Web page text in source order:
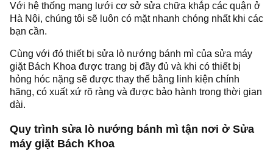
Với hệ thống mạng lưới cơ sở sửa chữa khắp các quận ở
Hà Nội, chúng tôi sẽ luôn có mặt nhanh chóng nhất khi các
bạn cần.
Cùng với đó thiết bị sửa lò nướng bánh mì của sửa máy
giặt Bách Khoa được trang bị đầy đủ và khi có thiết bị
hỏng hóc nặng sẽ được thay thế bằng linh kiện chính
hãng, có xuất xứ rõ ràng và được bảo hành trong thời gian
dài.
Quy trình sửa lò nướng bánh mì tận nơi ở Sửa
máy giặt Bách Khoa